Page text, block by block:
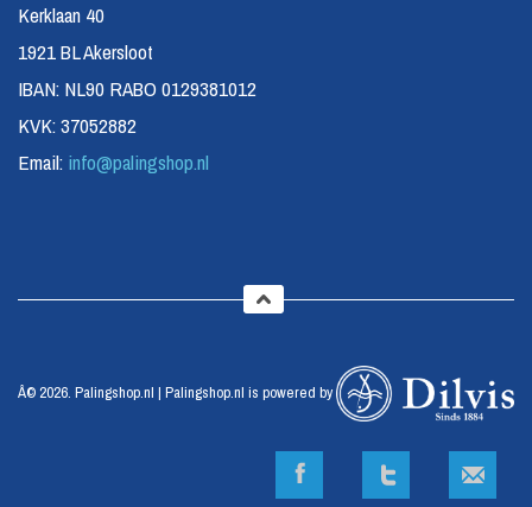
Kerklaan 40
1921 BL Akersloot
IBAN: NL90 RABO 0129381012
KVK: 37052882
Email: info@palingshop.nl
Â© 2026. Palingshop.nl | Palingshop.nl is powered by